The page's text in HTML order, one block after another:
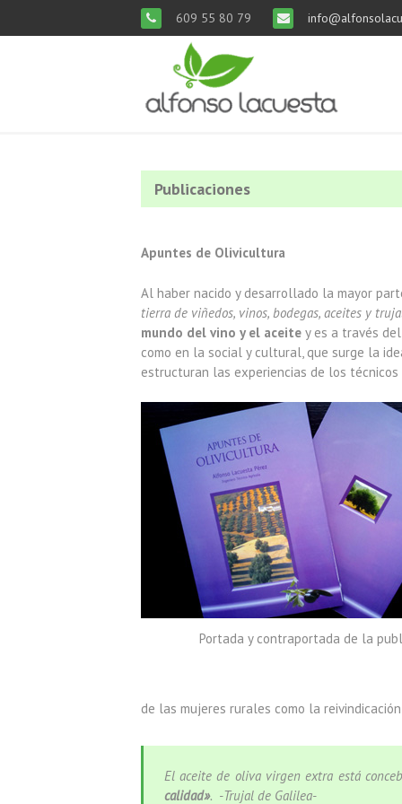
609 55 80 79
Publicaciones
Apuntes de Olivicultura
Al haber nacido y desarrollado la mayor
tierra de viñedos, vinos, bodegas, aceites y
mundo del vino y el aceite y es a través
como en la social y cultural, que surge la
estructuran las experiencias de los
Portada y contraportada de la
de las mujeres rurales como la
El aceite de oliva virgen extra está
calidad». -Trujal de Galilea-